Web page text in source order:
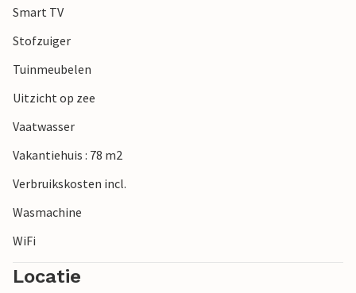
Smart TV
Stofzuiger
Tuinmeubelen
Uitzicht op zee
Vaatwasser
Vakantiehuis : 78 m2
Verbruikskosten incl.
Wasmachine
WiFi
Locatie